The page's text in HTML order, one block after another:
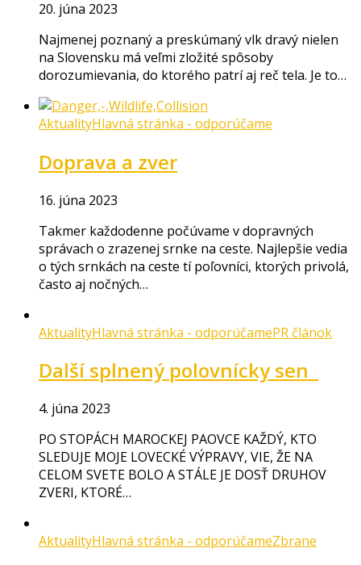
20. júna 2023
Najmenej poznaný a preskúmaný vlk dravý nielen
na Slovensku má veľmi zložité spôsoby
dorozumievania, do ktorého patrí aj reč tela. Je to…
AktualityHlavná stránka - odporúčame
Doprava a zver
16. júna 2023
Takmer každodenne počúvame v dopravných
správach o zrazenej srnke na ceste. Najlepšie vedia
o tých srnkách na ceste tí poľovníci, ktorých privolá,
často aj nočných…
AktualityHlavná stránka - odporúčamePR článok
Další splnený polovnícky sen
4. júna 2023
PO STOPÁCH MAROCKEJ PAOVCE KAŽDÝ, KTO
SLEDUJE MOJE LOVECKÉ VÝPRAVY, VIE, ŽE NA
CELOM SVETE BOLO A STÁLE JE DOSŤ DRUHOV
ZVERI, KTORÉ…
AktualityHlavná stránka - odporúčameZbrane